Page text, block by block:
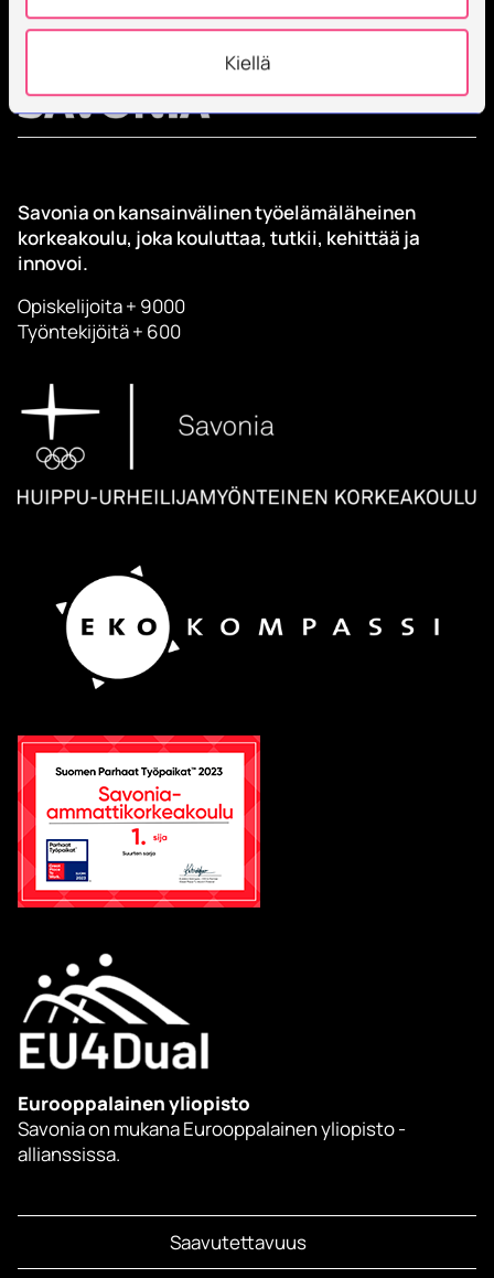
Kiellä
Savonia on kansainvälinen työelämäläheinen
korkeakoulu, joka kouluttaa, tutkii, kehittää ja
innovoi.
Opiskelijoita + 9000
Työntekijöitä + 600
Eurooppalainen yliopisto
Savonia on mukana Eurooppalainen yliopisto -
allianssissa.
Saavutettavuus